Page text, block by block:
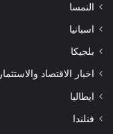
النمسا
اسبانيا
بلجيكا
اخبار الاقتصاد والاستثمار
ايطاليا
فنلندا